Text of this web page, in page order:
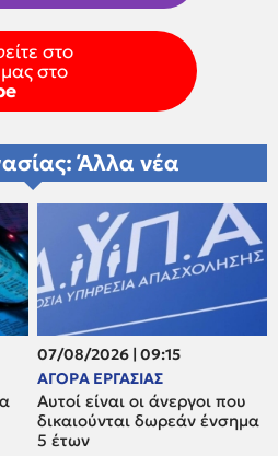
στο
στο
Άλλα νέα
07/08/2026 | 09:15
ΑΓΟΡΑ ΕΡΓΑΣΙΑΣ
Αυτοί είναι οι άνεργοι που
δικαιούνται δωρεάν ένσημα
5 έτων